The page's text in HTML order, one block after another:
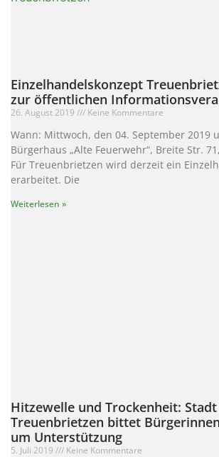
Einzelhandelskonzept
zur öffentlichen
26. August 2019 Keine Kommentare
Wann: Mittwoch, den 04. September 2019
Bürgerhaus „Alte Feuerwehr“, Breite Str.
Für Treuenbrietzen wird derzeit ein
erarbeitet. Die
Weiterlesen »
Hitzewelle und Trockenheit: Stadt
Treuenbrietzen bittet
um Unterstützung
5. Juli 2019 Keine Kommentare